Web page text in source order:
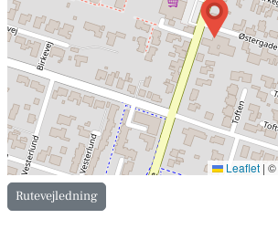
Leaflet | ©
Rutevejledning